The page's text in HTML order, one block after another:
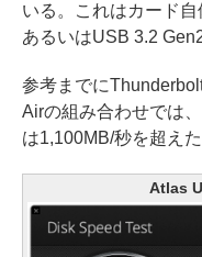
いる。これはカード
あるいはUSB 3.2
参考までに
Airの組み合わせでは
は1,100MB/秒を超えた
Atlas